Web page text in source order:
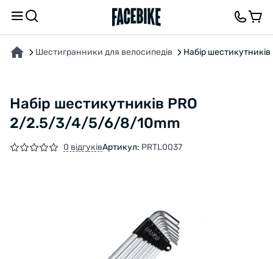
Шестигранники для велосипедів Набір
Набір шестикутників PRO
2/2.5/3/4/5/6/8/10mm
0 відгуківАртикул: PRTL0037
ПРО ТОВАР ВІДГУКИ ТА ЗАПИТАННЯ